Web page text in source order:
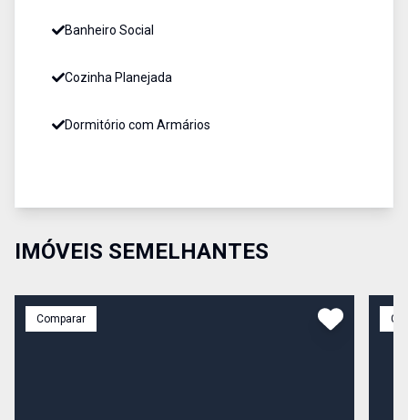
Banheiro Social
Cozinha Planejada
Dormitório com Armários
IMÓVEIS SEMELHANTES
Comparar